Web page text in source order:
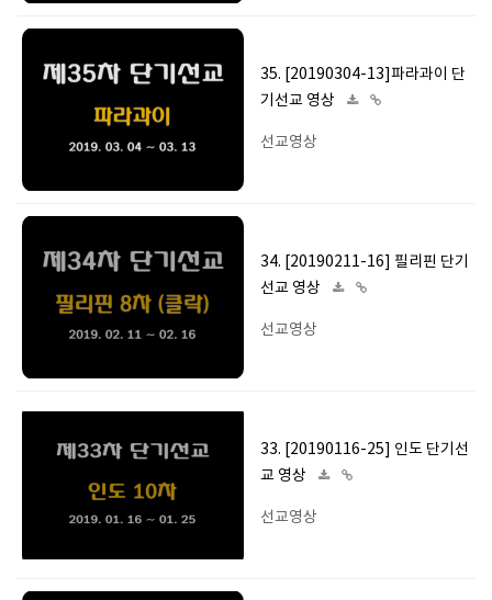
35. [20190304-13]파라과이 단
기선교 영상
선교영상
34. [20190211-16] 필리핀 단기
선교 영상
선교영상
33. [20190116-25] 인도 단기선
교 영상
선교영상